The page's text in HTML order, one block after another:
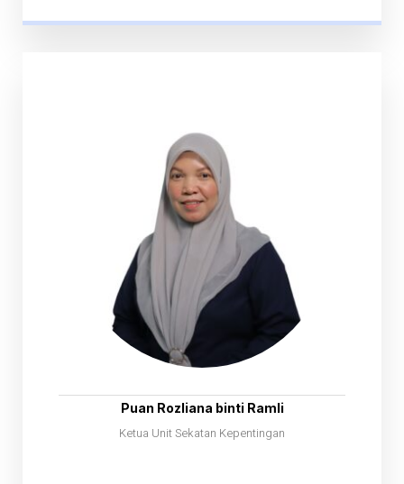
Puan Rozliana binti Ramli
Ketua Unit Sekatan Kepentingan